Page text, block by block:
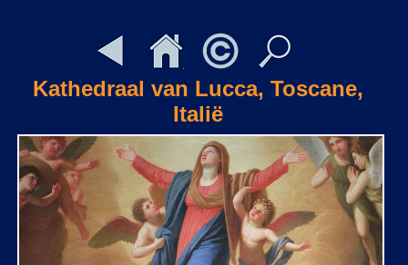
Kathedraal van Lucca, Toscane,
Italië